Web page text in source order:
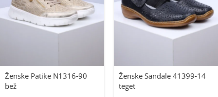
Ženske Patike N1316-90
bež
Ženske Sandale 41399-14
teget